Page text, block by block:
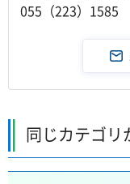
055（223）1585
同じカテゴリ